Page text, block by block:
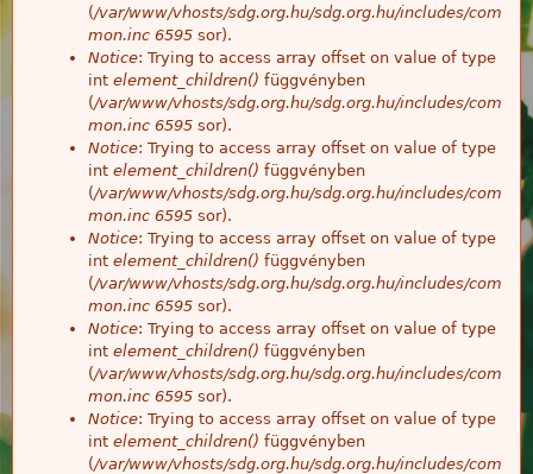
(/var/www/vhosts/sdg.org.hu/sdg.org.hu/includes/com
mon.inc 6595 sor).
Notice: Trying to access array offset on value of type
int element_children() függvényben
(/var/www/vhosts/sdg.org.hu/sdg.org.hu/includes/com
mon.inc 6595 sor).
Notice: Trying to access array offset on value of type
int element_children() függvényben
(/var/www/vhosts/sdg.org.hu/sdg.org.hu/includes/com
mon.inc 6595 sor).
Notice: Trying to access array offset on value of type
int element_children() függvényben
(/var/www/vhosts/sdg.org.hu/sdg.org.hu/includes/com
mon.inc 6595 sor).
Notice: Trying to access array offset on value of type
int element_children() függvényben
(/var/www/vhosts/sdg.org.hu/sdg.org.hu/includes/com
mon.inc 6595 sor).
Notice: Trying to access array offset on value of type
int element_children() függvényben
(/var/www/vhosts/sdg.org.hu/sdg.org.hu/includes/com